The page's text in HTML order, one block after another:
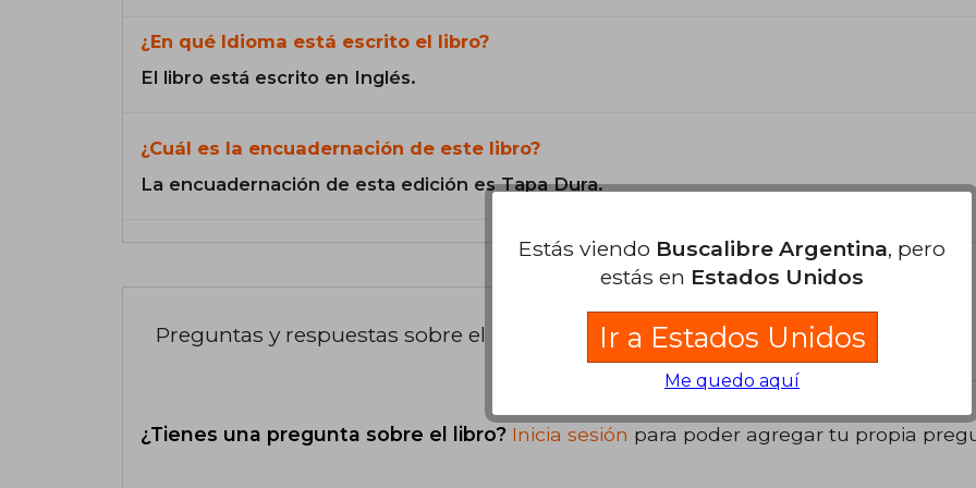
¿En qué Idioma está escrito el libro?
El libro está escrito en Inglés.
¿Cuál es la encuadernación de este libro?
La encuadernación de esta edición es Tapa Dura.
Preguntas y respuestas sobre el libro
¿Tienes una pregunta sobre el libro? Inicia sesión para poder agregar tu propia
Estás viendo Buscalibre Argentina, pero
estás en Estados Unidos
Ir a Estados Unidos
Me quedo aquí